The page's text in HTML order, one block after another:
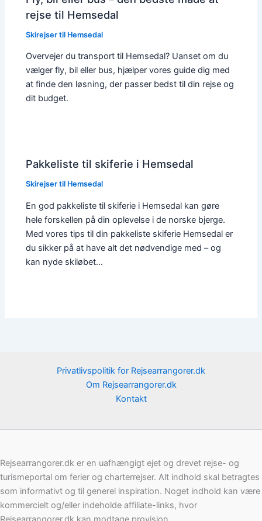
rejse til Hemsedal
Skirejser til Hemsedal
Overvejer du transport til Hemsedal? Uanset om du
vælger fly, bil eller bus, hjælper vores guide dig med
at finde den løsning, der passer bedst til din rejse og
dit budget.
Pakkeliste til skiferie i Hemsedal
Skirejser til Hemsedal
En god pakkeliste til skiferie i Hemsedal kan gøre
hele forskellen på din oplevelse i de norske bjerge.
Med vores tips til din pakkeliste skiferie Hemsedal er
du sikker på at have alt det nødvendige med – og
kan nyde skiløbet…
Privatlivspolitik for Rejsearrangorer.dk
Om Rejsearrangorer.dk
Kontakt
Rejsearrangorer.dk er en uafhængigt ejet og drevet rejse- og
turismeportal om ferier og charterrejser. Alt indhold skal betragtes
som informativt og til generel inspiration. Noget indhold kan være
kommercielt og/eller indeholde affiliate-links, hvor